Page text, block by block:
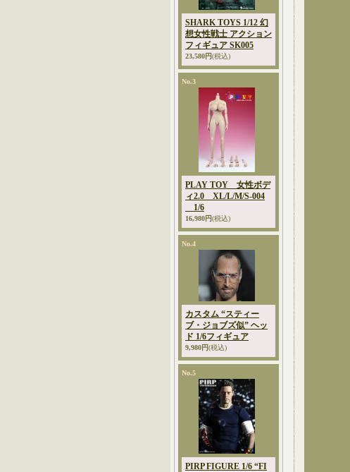
SHARK TOYS 1/12 幻
想女性戦士 アクション
フィギュア SK005
23,580円(税込)
No.3
PLAY TOY 女性ボデ
ィ2.0 XL/L/M/S-004
1/6
16,980円(税込)
No.4
カスタム “スティー
ブ・ジョブズ似” ヘッ
ド 1/6フィギュア
9,980円(税込)
No.5
PIRP FIGURE 1/6 “FI